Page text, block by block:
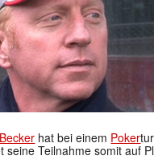
hat bei einem Poker
seine Teilnahme somit auf